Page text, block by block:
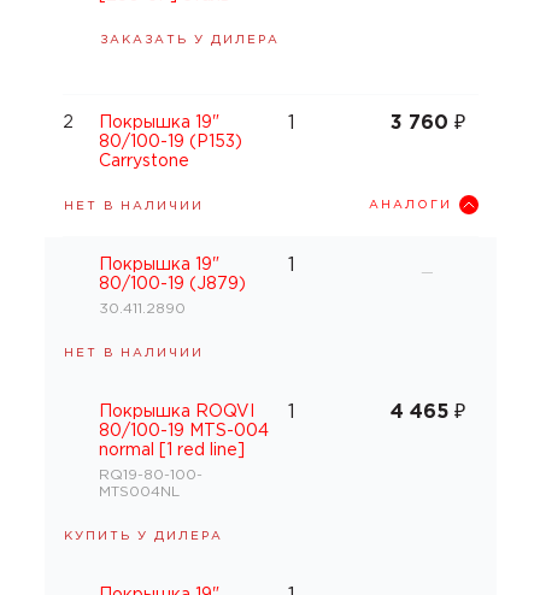
ЗАКАЗАТЬ У ДИЛЕРА
Покрышка 19"
80/100-19 (P153)
Carrystone
3 760 ₽
НЕТ В НАЛИЧИИ АНАЛОГИ
2
Покрышка 19"
80/100-19 (J879)
30.411.2890
—
НЕТ В НАЛИЧИИ
Покрышка ROQVI
80/100-19 MTS-004
normal [1 red line]
RQ19-80-100-
MTS004NL
4 465₽
КУПИТЬ У ДИЛЕРА